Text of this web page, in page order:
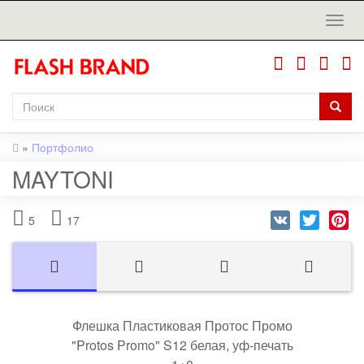
» Портфолио
MAYTONI
5 17 VK Twitter
Флешка Пластиковая Протос Промо
"Protos Promo" S12 белая, уф-печать